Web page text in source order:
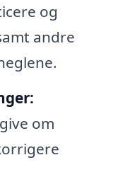
og
andre
om